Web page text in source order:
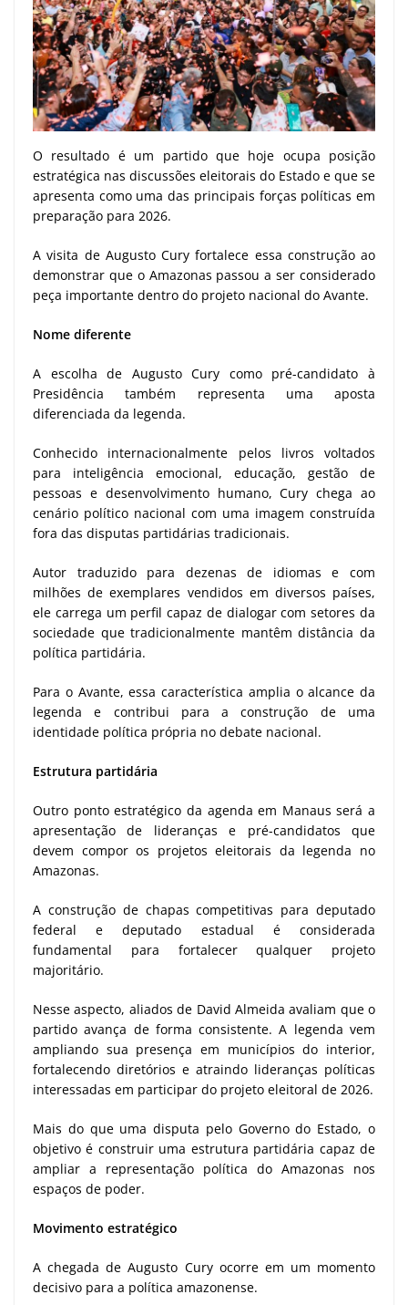
O resultado é um partido que hoje ocupa posição
estratégica nas discussões eleitorais do Estado e que se
apresenta como uma das principais forças políticas em
preparação para 2026.
A visita de Augusto Cury fortalece essa construção ao
demonstrar que o Amazonas passou a ser considerado
peça importante dentro do projeto nacional do Avante.
Nome diferente
A escolha de Augusto Cury como pré-candidato à
Presidência também representa uma aposta
diferenciada da legenda.
Conhecido internacionalmente pelos livros voltados
para inteligência emocional, educação, gestão de
pessoas e desenvolvimento humano, Cury chega ao
cenário político nacional com uma imagem construída
fora das disputas partidárias tradicionais.
Autor traduzido para dezenas de idiomas e com
milhões de exemplares vendidos em diversos países,
ele carrega um perfil capaz de dialogar com setores da
sociedade que tradicionalmente mantêm distância da
política partidária.
Para o Avante, essa característica amplia o alcance da
legenda e contribui para a construção de uma
identidade política própria no debate nacional.
Estrutura partidária
Outro ponto estratégico da agenda em Manaus será a
apresentação de lideranças e pré-candidatos que
devem compor os projetos eleitorais da legenda no
Amazonas.
A construção de chapas competitivas para deputado
federal e deputado estadual é considerada
fundamental para fortalecer qualquer projeto
majoritário.
Nesse aspecto, aliados de David Almeida avaliam que o
partido avança de forma consistente. A legenda vem
ampliando sua presença em municípios do interior,
fortalecendo diretórios e atraindo lideranças políticas
interessadas em participar do projeto eleitoral de 2026.
Mais do que uma disputa pelo Governo do Estado, o
objetivo é construir uma estrutura partidária capaz de
ampliar a representação política do Amazonas nos
espaços de poder.
Movimento estratégico
A chegada de Augusto Cury ocorre em um momento
decisivo para a política amazonense.